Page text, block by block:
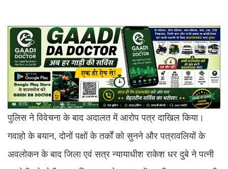
पुलिस ने विवेचना के बाद अदालत में आरोप पत्र दाखिल किया।
गवाहो के बयान, दोनों पक्षों के तर्कों को सुनने और पत्रावलियों के
अवलोकन के बाद जिला एवं सत्र न्यायाधीश राकेश धर दुबे ने पत्नी